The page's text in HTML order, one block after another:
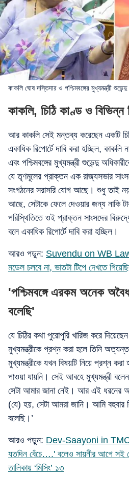
কাকলি ঘোষ দস্তিদার ও পশ্চিমবঙ্গের মুখ্যমন্ত্রী
কাকলি, চিঠি কাণ্ড ও বিভিন্ন
আর কাকলি সেই মন্তব্য করেছেন একটি
একাধিক রিপোর্টে দাবি করা হচ্ছিল, কাকলি
এবং পশ্চিমবঙ্গের মুখ্যমন্ত্রী শুভেন্দু
যে তৃণমূলের প্রাক্তন এক রাজ্যসভার
সংগঠনের সরাসরি যোগ আছে। শুধু তাই নয়,
আছে, সেটাকে ফেলে দেওয়ার জন্য নাকি
পরিস্থিতিতে ওই প্রাক্তন সাংসদের
বলে একাধিক রিপোর্টে দাবি করা হচ্ছিল।
আরও পড়ুন: Suvendu on WB
মডেল চলবে না, ভাতটা টিপে দেখতে
'পশ্চিমবঙ্গে এরকম অনেক
বলেছি'
যে চিঠির কথা পুরোপুরি খারিজ করে
মুখ্যমন্ত্রীকে প্রশ্ন করা হলে তিনি অত্যন্ত
মুখ্যমন্ত্রীকে যখন বিষয়টি নিয়ে প্রশ্ন
পাওয়া যায়নি। সেই আবহে মুখ্যমন্ত্রী
সেটা আমার জানা নেই। আর এই ধরনের
(যে) হয়, সেটা আমরা জানি। আমি বহুবার
বলেছি।’
আরও পড়ুন: Dev-Saayoni in
যতদিন বেঁচে….' বলেও সায়নীর আগে সই
তালিকায় ‘মিসিং’ ১৩